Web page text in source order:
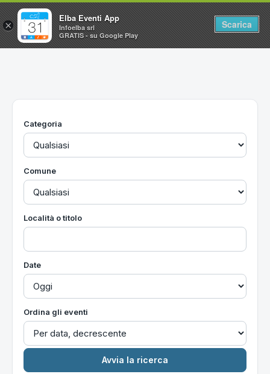
Home
Utilità
Categoria
Comune
Località o titolo
Date
Ordina gli eventi
×
Elba Eventi App
Infoelba srl
GRATIS - su Google Play
Scarica